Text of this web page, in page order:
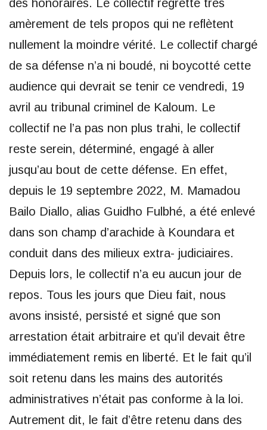
des honoraires. Le collectif regrette très
amèrement de tels propos qui ne reflètent
nullement la moindre vérité. Le collectif chargé
de sa défense n’a ni boudé, ni boycotté cette
audience qui devrait se tenir ce vendredi, 19
avril au tribunal criminel de Kaloum. Le
collectif ne l’a pas non plus trahi, le collectif
reste serein, déterminé, engagé à aller
jusqu’au bout de cette défense. En effet,
depuis le 19 septembre 2022, M. Mamadou
Bailo Diallo, alias Guidho Fulbhé, a été enlevé
dans son champ d’arachide à Koundara et
conduit dans des milieux extra- judiciaires.
Depuis lors, le collectif n’a eu aucun jour de
repos. Tous les jours que Dieu fait, nous
avons insisté, persisté et signé que son
arrestation était arbitraire et qu’il devait être
immédiatement remis en liberté. Et le fait qu’il
soit retenu dans les mains des autorités
administratives n’était pas conforme à la loi.
Autrement dit, le fait d’être retenu dans des